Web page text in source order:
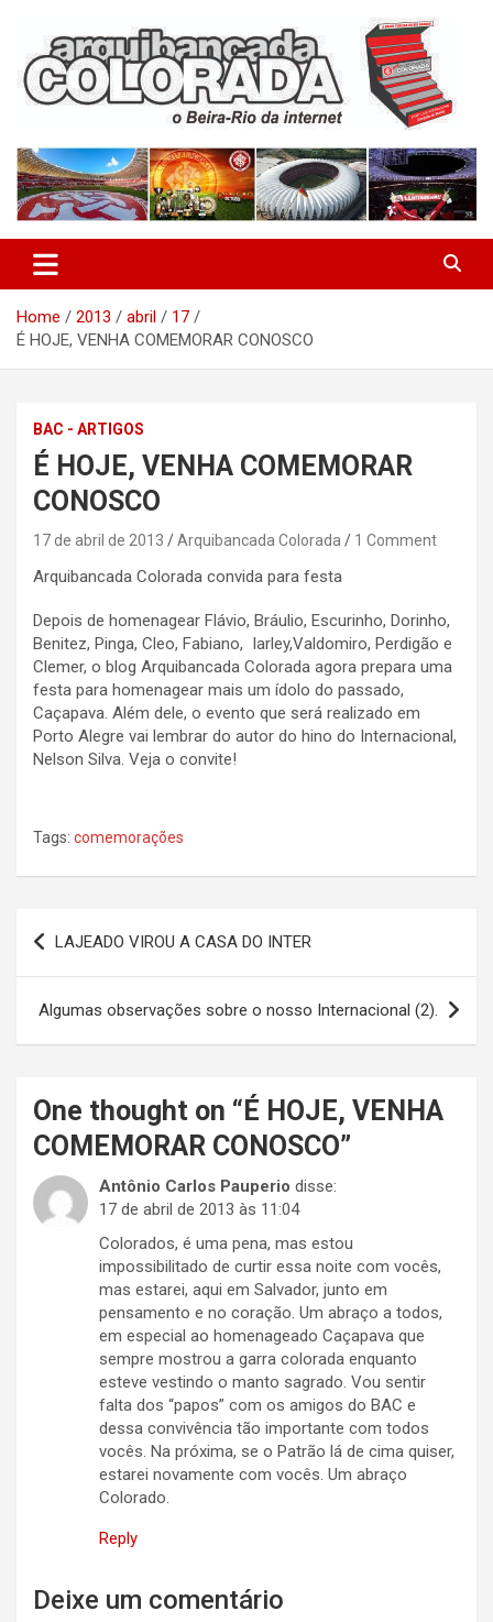
content
Arquibancada Colorada
Home 2013 abril
17
É HOJE, VENHA COMEMORAR CONOSCO
BAC - ARTIGOS
É HOJE, VENHA COMEMORAR
CONOSCO
17 de abril de 2013 Arquibancada Colorada 1 Comment
Arquibancada Colorada convida para festa
Depois de homenagear Flávio, Bráulio, Escurinho, Dorinho,
Benitez, Pinga, Cleo, Fabiano, Iarley,Valdomiro, Perdigão e
Clemer, o blog Arquibancada Colorada agora prepara uma
festa para homenagear mais um ídolo do passado,
Caçapava. Além dele, o evento que será realizado em
Porto Alegre vai lembrar do autor do hino do Internacional,
Nelson Silva. Veja o convite!
Tags: comemorações
Navegação
de
Post
LAJEADO VIROU A CASA DO INTER
Algumas observações sobre o nosso Internacional (2).
One thought on “ É HOJE, VENHA
COMEMORAR CONOSCO”
Antônio Carlos Pauperio disse:
17 de abril de 2013 às 11:04
Colorados, é uma pena, mas estou
impossibilitado de curtir essa noite com vocês,
mas estarei, aqui em Salvador, junto em
pensamento e no coração. Um abraço a todos,
em especial ao homenageado Caçapava que
sempre mostrou a garra colorada enquanto
esteve vestindo o manto sagrado. Vou sentir
falta dos “papos” com os amigos do BAC e
dessa convivência tão importante com todos
vocês. Na próxima, se o Patrão lá de cima quiser,
estarei novamente com vocês. Um abraço
Colorado.
Reply
Deixe um comentário